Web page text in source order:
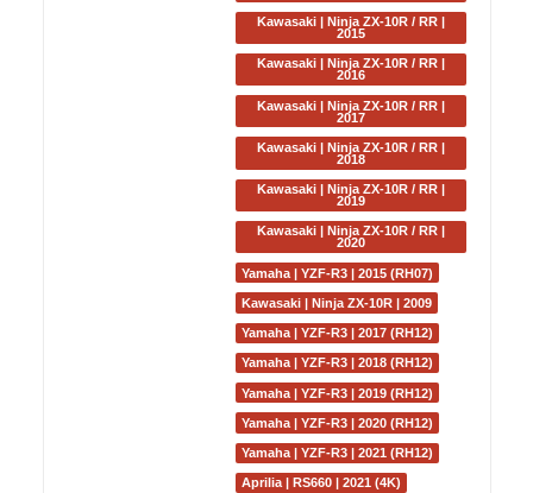
Kawasaki | Ninja ZX-10R / RR |
2015
Kawasaki | Ninja ZX-10R / RR |
2016
Kawasaki | Ninja ZX-10R / RR |
2017
Kawasaki | Ninja ZX-10R / RR |
2018
Kawasaki | Ninja ZX-10R / RR |
2019
Kawasaki | Ninja ZX-10R / RR |
2020
Yamaha | YZF-R3 | 2015 (RH07)
Kawasaki | Ninja ZX-10R | 2009
Yamaha | YZF-R3 | 2017 (RH12)
Yamaha | YZF-R3 | 2018 (RH12)
Yamaha | YZF-R3 | 2019 (RH12)
Yamaha | YZF-R3 | 2020 (RH12)
Yamaha | YZF-R3 | 2021 (RH12)
Aprilia | RS660 | 2021 (4K)